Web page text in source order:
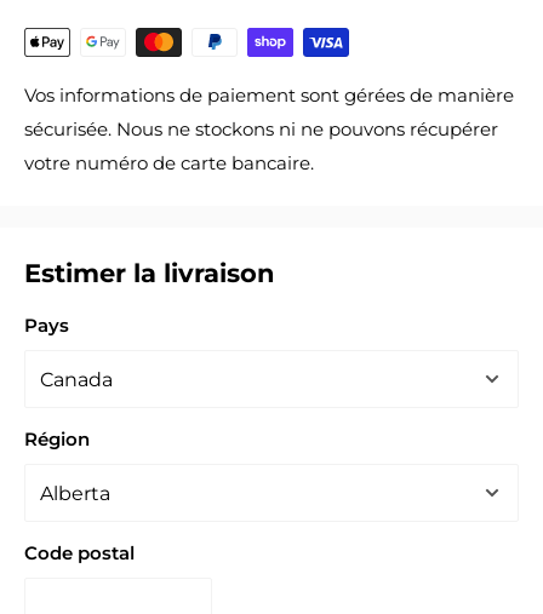
Vos informations de paiement sont gérées de manière
sécurisée. Nous ne stockons ni ne pouvons récupérer
votre numéro de carte bancaire.
Estimer la livraison
Pays
Région
Code postal